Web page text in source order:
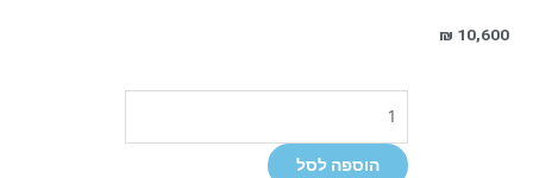
₪ 10,600
כמות
של
Evolve
50
הוספה לסל